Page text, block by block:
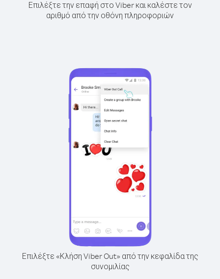
Επιλέξτε την επαφή στο Viber και καλέστε τον
αριθμό από την οθόνη πληροφοριών
Επιλέξτε «Κλήση Viber Out» από την κεφαλίδα της
συνομιλίας